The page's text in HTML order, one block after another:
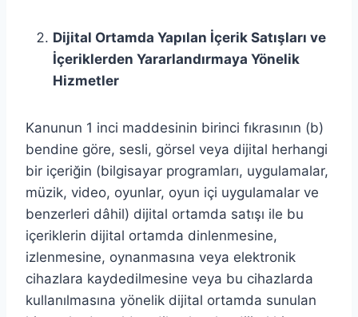
Dijital Ortamda Yapılan İçerik Satışları ve
İçeriklerden Yararlandırmaya Yönelik
Hizmetler
Kanunun 1 inci maddesinin birinci fıkrasının (b)
bendine göre, sesli, görsel veya dijital herhangi
bir içeriğin (bilgisayar programları, uygulamalar,
müzik, video, oyunlar, oyun içi uygulamalar ve
benzerleri dâhil) dijital ortamda satışı ile bu
içeriklerin dijital ortamda dinlenmesine,
izlenmesine, oynanmasına veya elektronik
cihazlara kaydedilmesine veya bu cihazlarda
kullanılmasına yönelik dijital ortamda sunulan